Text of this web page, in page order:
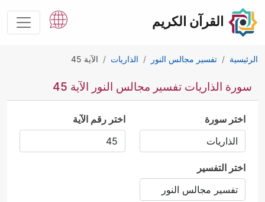
القرآن الكريم
الرئيسية تفسير مجالس النور الذاريات الآية 45
سورة الذاريات تفسير مجالس النور الآية 45
اختر سورة اختر رقم الآية
اختر التفسير